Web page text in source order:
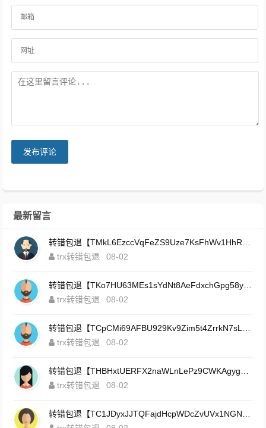
发布评论
最新留言
转错包退【TMkL6EzccVqFeZS9Uze7KsFhWv1HhRnnk2】客服TeleGram:【@TrxEm】
trx转错包退
08-02
转错包退【TKo7HU63MEs1sYdNt8AeFdxchGpg58y7pJ】客服TeleGram:【@TrxEm】
trx转错包退
08-02
转错包退【TCpCMi69AFBU929Kv9Zim5t4ZrrkN7sLmt】客服TeleGram:【@TrxEm】
trx转错包退
08-02
转错包退【THBHxtUERFX2naWLnLePz9CWKAgygggggv】客服TeleGram:【@TrxEm】
trx转错包退
08-02
转错包退【TC1JDyxJJTQFajdHcpWDcZvUVx1NGNcSZo】客服TeleGram:【@TrxEm】